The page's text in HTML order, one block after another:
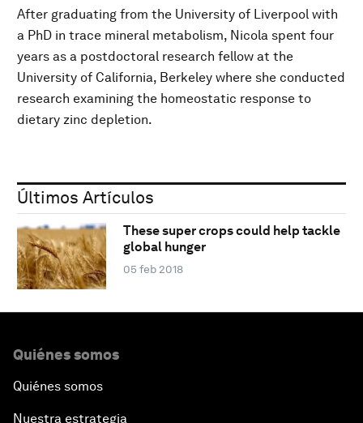
After graduating from the University of Liverpool with
a PhD in trace mineral metabolism, Nicola spent four
years as a postdoctoral research fellow at the
University of California, Berkeley where she conducted
research examining the homeostatic response to
dietary zinc depletion.
Últimos Artículos
These super crops could help tackle
global hunger
05 feb 2018
Quiénes somos
Quiénes somos
Nuestra estrategia